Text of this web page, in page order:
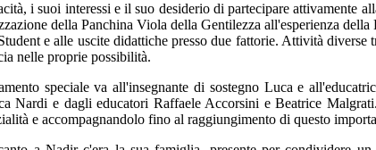
i suoi interessi e il suo desiderio di partecipare attivamente
della Panchina Viola della Gentilezza all'esperienza
e alle uscite didattiche presso due fattorie. Attività diverse
nelle proprie possibilità.
speciale va all'insegnante di sostegno Luca e
Nardi e dagli educatori Raffaele Accorsini e Beatrice
e accompagnandolo fino al raggiungimento di questo